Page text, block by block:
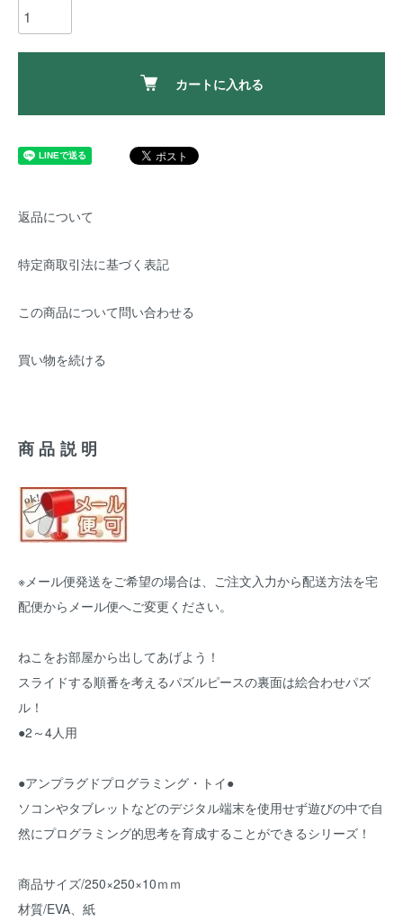
カートに入れる
返品について
特定商取引法に基づく表記
この商品について問い合わせる
買い物を続ける
商品説明
※メール便発送をご希望の場合は、ご注文入力から配送方法を宅
配便からメール便へご変更ください。
ねこをお部屋から出してあげよう！
スライドする順番を考えるパズルピースの裏面は絵合わせパズ
ル！
●2～4人用
●アンプラグドプログラミング・トイ●
ソコンやタブレットなどのデジタル端末を使用せず遊びの中で自
然にプログラミング的思考を育成することができるシリーズ！
商品サイズ/250×250×10ｍｍ
材質/EVA、紙